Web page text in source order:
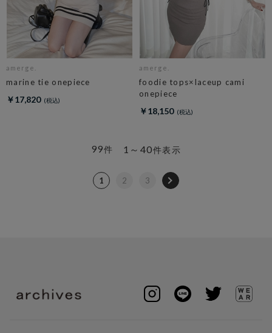
amerge.
marine tie onepiece
￥17,820
amerge.
foodie tops×laceup cami
onepiece
￥18,150
1～40件表示
99件
1 2 3